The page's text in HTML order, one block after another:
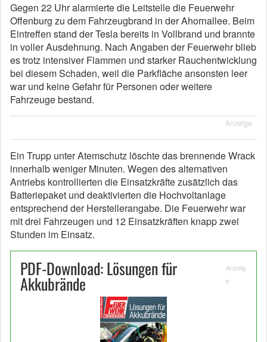
Gegen 22 Uhr alarmierte die Leitstelle die Feuerwehr
Offenburg zu dem Fahrzeugbrand in der Ahornallee. Beim
Eintreffen stand der Tesla bereits in Vollbrand und brannte
in voller Ausdehnung. Nach Angaben der Feuerwehr blieb
es trotz intensiver Flammen und starker Rauchentwicklung
bei diesem Schaden, weil die Parkfläche ansonsten leer
war und keine Gefahr für Personen oder weitere
Fahrzeuge bestand.
Anzeige
Ein Trupp unter Atemschutz löschte das brennende Wrack
innerhalb weniger Minuten. Wegen des alternativen
Antriebs kontrollierten die Einsatzkräfte zusätzlich das
Batteriepaket und deaktivierten die Hochvoltanlage
entsprechend der Herstellerangabe. Die Feuerwehr war
mit drei Fahrzeugen und 12 Einsatzkräften knapp zwei
Stunden im Einsatz.
PDF-Download: Lösungen für
Akkubrände
Anzeig
e